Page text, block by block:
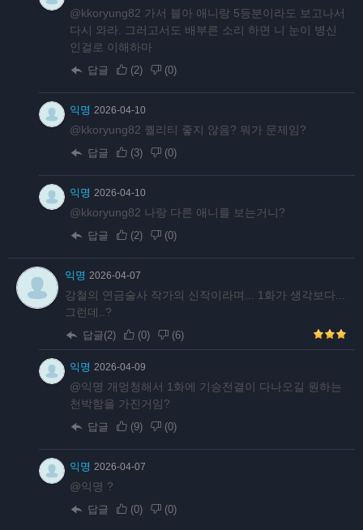
@kkoryung82 가서 블아 애니랑 5등분이라도 보고나서
다시 와라. 그러고서도 배부른 소리 하면 니 눈이 병신
인걸로 이해하마
답글 (2) (0)
익명 2026-04-10
@kkoryung82 퀄리티 좋지 않음? 뭐가 문제임?
답글 (3) (0)
익명 2026-04-10
@kkoryung82 나랑 다른 애니를 보는거니?
답글 (2) (0)
익명 2026-04-07
강철의 연금술사 작가의 신작이라며... 1화가 생각보다...
그런데..?
답글(2) (0) (6)
익명 2026-04-09
@익명 개멍청해서 1화에 기승전결이 다나오길 원하는
천박함을 가진거임?
답글 (9) (0)
익명 2026-04-07
@익명 ?
답글 (0) (0)